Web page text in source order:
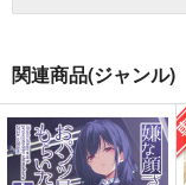
関連商品(ジャンル)